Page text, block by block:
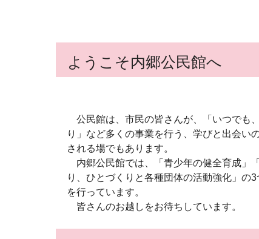
ようこそ内郷公民館へ
公民館は、市民の皆さんが、「いつでも
り」など多くの事業を行う、学びと出会い
される場でもあります。
内郷公民館では、「青少年の健全育成」
り、ひとづくりと各種団体の活動強化」の
を行っています。
皆さんのお越しをお待ちしています。